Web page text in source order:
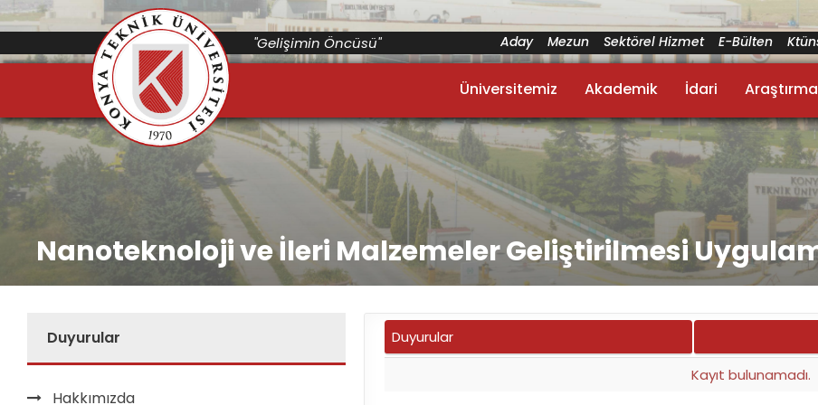
"Gelişimin Öncüsü" Aday Mezun Sektörel Hizmet E-Bülten
Üniversitemiz Akademik İdari Araştırma
Nanoteknoloji ve İleri Malzemeler Geliştirilmesi
Duyurular
Hakkımızda
Duyurular
Kayıt bulunamadı.